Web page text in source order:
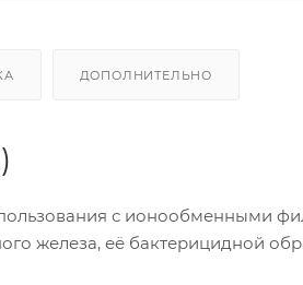
ДОПОЛНИТЕЛЬНО
с ионообменными
железа, её бактерицидной